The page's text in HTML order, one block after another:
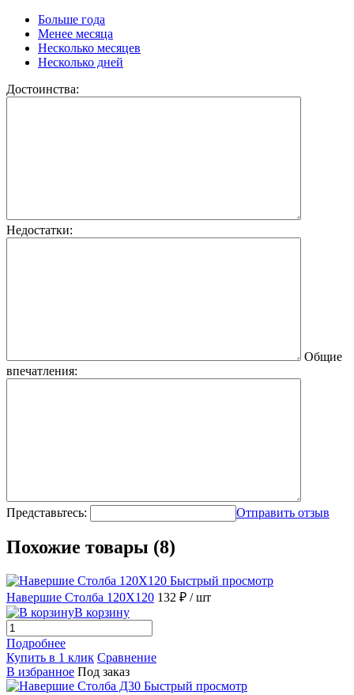
Больше года
Менее месяца
Несколько месяцев
Несколько дней
Достоинства:
Недостатки:
Общие
впечатления:
Представьтесь: Отправить отзыв
Похожие товары (8)
Быстрый просмотр
Навершие Столба 120X120 132 ₽ / шт
В корзину
Подробнее
Купить в 1 клик Сравнение
В избранное Под заказ
Быстрый просмотр